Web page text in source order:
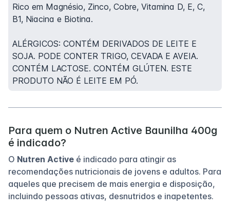
Rico em Magnésio, Zinco, Cobre, Vitamina D, E, C,
B1, Niacina e Biotina.
ALÉRGICOS: CONTÉM DERIVADOS DE LEITE E
SOJA. PODE CONTER TRIGO, CEVADA E AVEIA.
CONTÉM LACTOSE. CONTÉM GLÚTEN. ESTE
PRODUTO NÃO É LEITE EM PÓ.
Para quem o Nutren Active Baunilha 400g
é indicado?
O Nutren Active é indicado para atingir as
recomendações nutricionais de jovens e adultos. Para
aqueles que precisem de mais energia e disposição,
incluindo pessoas ativas, desnutridos e inapetentes.